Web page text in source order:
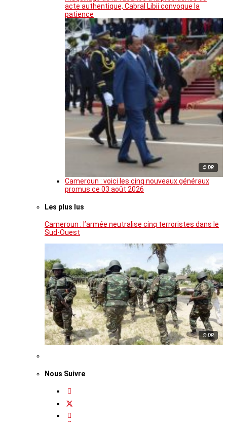
acte authentique, Cabral Libii convoque la
patience
© DR
Cameroun : voici les cinq nouveaux généraux
promus ce 03 août 2026
Les plus lus
Cameroun : l’armée neutralise cinq terroristes dans le
Sud-Ouest
© DR
Nous Suivre